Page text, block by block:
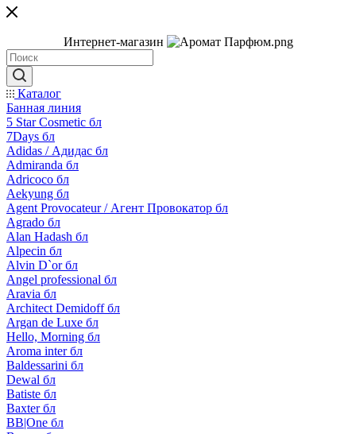
Интернет-магазин
Каталог
Банная линия
5 Star Cosmetic бл
7Days бл
Adidas / Адидас бл
Admiranda бл
Adricoco бл
Aekyung бл
Agent Provocateur / Агент Провокатор бл
Agrado бл
Alan Hadash бл
Alpecin бл
Alvin D`or бл
Angel professional бл
Aravia бл
Architect Demidoff бл
Argan de Luxe бл
Hello, Morning бл
Aroma inter бл
Baldessarini бл
Dewal бл
Batiste бл
Baxter бл
BB|One бл